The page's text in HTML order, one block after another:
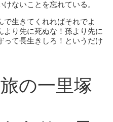
ないことを忘れている。
生きてくれればそれでよ
り先に死ぬな！孫より先に
って長生きしろ！というだけ
の一里塚